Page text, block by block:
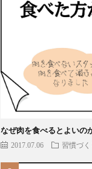
なぜ肉を食べるとよいの
2017.07.06 習慣づく